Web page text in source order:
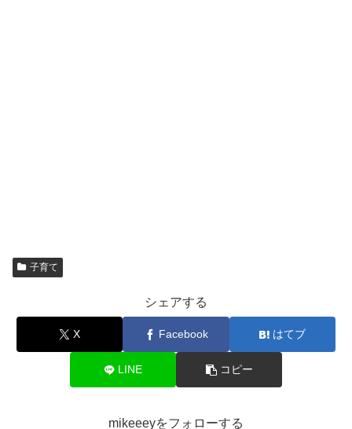
子育て
シェアする
X Facebook はてブ
LINE コピー
mikeeeyをフォローする